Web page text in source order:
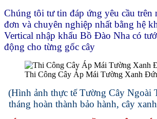
Chúng tôi tư tin đáp ứng yêu cầu trên
đơn và chuyên nghiệp nhất bằng hệ
Vertical nhập khẩu Bồ Đào Nha có
động cho từng gốc cây
Thi Công Cây Áp Mái Tường Xanh
(Hình ảnh thực tế Tường Cây Ngoài
tháng hoàn thành bảo hành, cây